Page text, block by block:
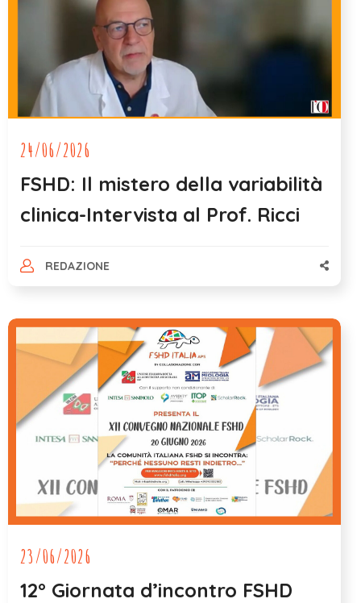
24/06/2026
FSHD: Il mistero della variabilità
clinica-Intervista al Prof. Ricci
REDAZIONE
23/06/2026
12° Giornata d’incontro FSHD